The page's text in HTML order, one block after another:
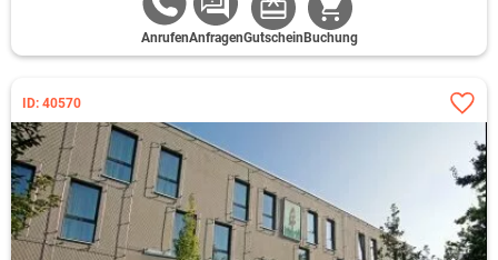
AnrufenAnfragenGutschein Buchung
ID: 40570